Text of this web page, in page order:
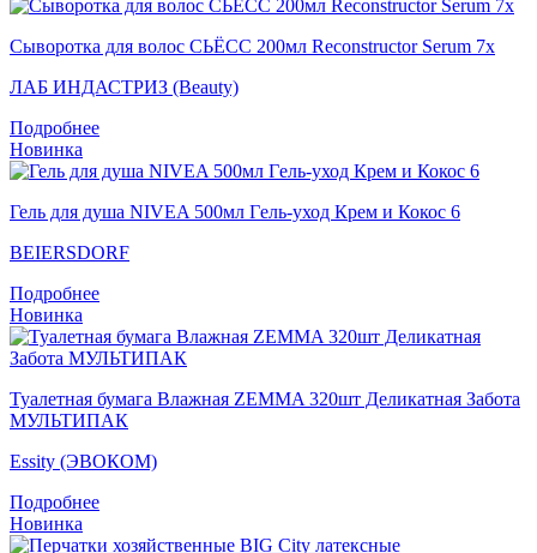
Сыворотка для волос СЬЁСС 200мл Reconstructor Serum 7x
ЛАБ ИНДАСТРИЗ (Beauty)
Подробнее
Новинка
Гель для душа NIVEA 500мл Гeль-уход Крем и Кокос 6
BEIERSDORF
Подробнее
Новинка
Туалетная бумага Влажная ZEMMA 320шт Деликатная Забота
МУЛЬТИПАК
Essity (ЭВОКОМ)
Подробнее
Новинка